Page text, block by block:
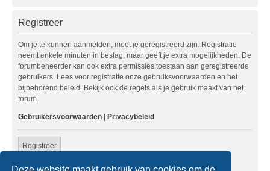
Registreer
Om je te kunnen aanmelden, moet je geregistreerd zijn. Registratie
neemt enkele minuten in beslag, maar geeft je extra mogelijkheden. De
forumbeheerder kan ook extra permissies toestaan aan geregistreerde
gebruikers. Lees voor registratie onze gebruiksvoorwaarden en het
bijbehorend beleid. Bekijk ook de regels als je gebruik maakt van het
forum.
Gebruikersvoorwaarden | Privacybeleid
Registreer